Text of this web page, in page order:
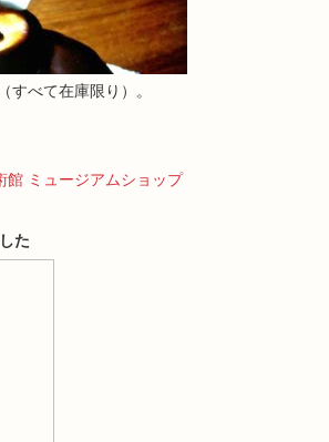
すべて在庫限り）。
館 ミュージアムショップ
た